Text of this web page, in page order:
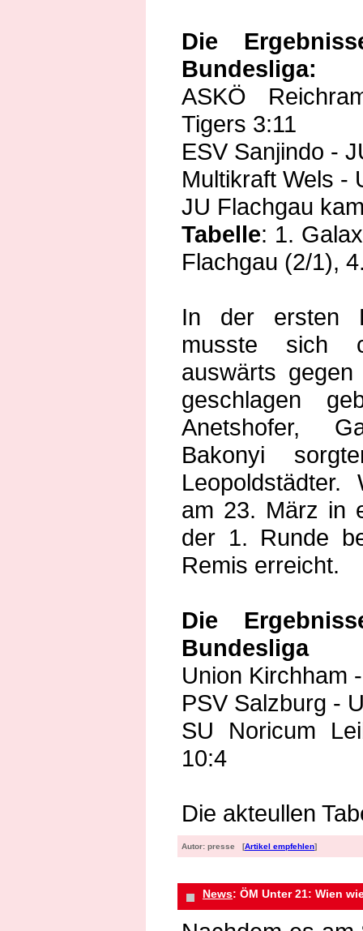
Die
Bundesliga:
ASKÖ
Tigers 3:11
ESV Sanjindo -
Multikraft Wels -
JU Flachgau
Tabelle: 1.
Flachgau (2/1),
In der ersten
musste sich
auswärts
geschlagen
Anetshofer,
Bakonyi
am 23. März in
der 1. Runde
Remis erreicht.
Die
Bundesliga
Union Kirchham
PSV Salzburg -
SU Noricum
10:4
Die akteullen
Autor: presse [Artikel empfehlen]
News: ÖM Unter 21: Wien